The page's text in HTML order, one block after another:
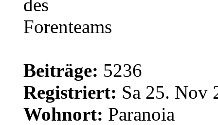
Beiträge: 5236
Registriert: Sa 25. Nov
Wohnort: Paranoia